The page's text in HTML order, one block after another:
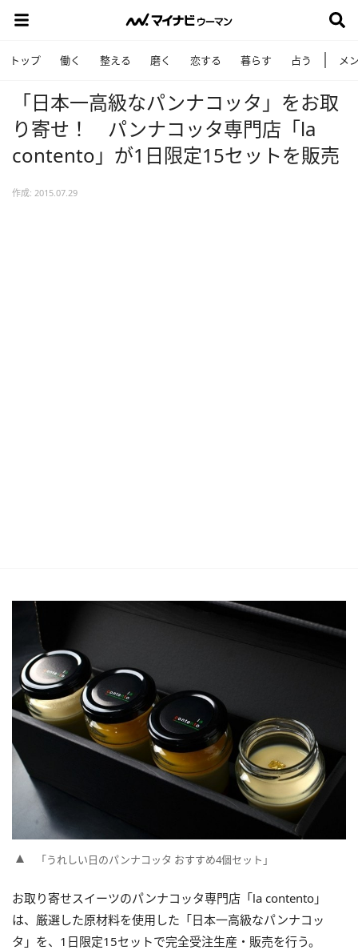
トップ 働く 整える 磨く 恋する 暮らす 占う メ
「日本一高級なパンナコッタ」をお取
り寄せ！ パンナコッタ専門店「la
contento」が1日限定15セットを販売
作成: 2015.07.29
「うれしい日のパンナコッタ おすすめ4個セット」
お取り寄せスイーツのパンナコッタ専門店「la contento」
は、厳選した原材料を使用した「日本一高級なパンナコッ
タ」を、1日限定15セットで完全受注生産・販売を行う。